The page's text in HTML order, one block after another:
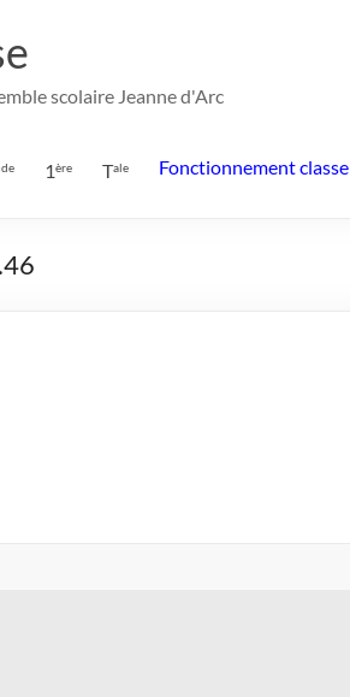
scolaire Jeanne d'Arc
1ère Tale Fonctionnement classe